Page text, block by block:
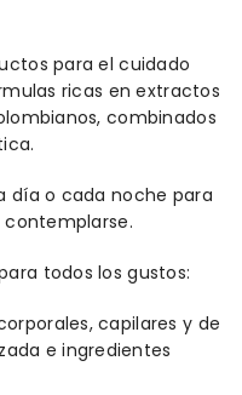
para el cuidado
ricas en extractos
combinados
día o cada noche para
contemplarse.
todos los gustos:
capilares y de
e ingredientes